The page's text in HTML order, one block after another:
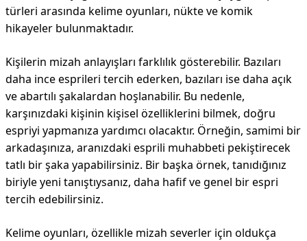
türleri arasında kelime oyunları, nükte ve komik
hikayeler bulunmaktadır.
Kişilerin mizah anlayışları farklılık gösterebilir. Bazıları
daha ince esprileri tercih ederken, bazıları ise daha açık
ve abartılı şakalardan hoşlanabilir. Bu nedenle,
karşınızdaki kişinin kişisel özelliklerini bilmek, doğru
espriyi yapmanıza yardımcı olacaktır. Örneğin, samimi bir
arkadaşınıza, aranızdaki esprili muhabbeti pekiştirecek
tatlı bir şaka yapabilirsiniz. Bir başka örnek, tanıdığınız
biriyle yeni tanıştıysanız, daha hafif ve genel bir espri
tercih edebilirsiniz.
Kelime oyunları, özellikle mizah severler için oldukça